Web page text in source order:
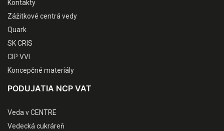
Kontakty
Zážitkové centrá vedy
Quark
SK CRIS
CIP VVI
Koncepčné materiály
PODUJATIA NCP VAT
Veda v CENTRE
Vedecká cukráreň